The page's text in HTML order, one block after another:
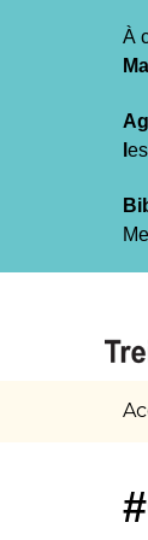
À
es